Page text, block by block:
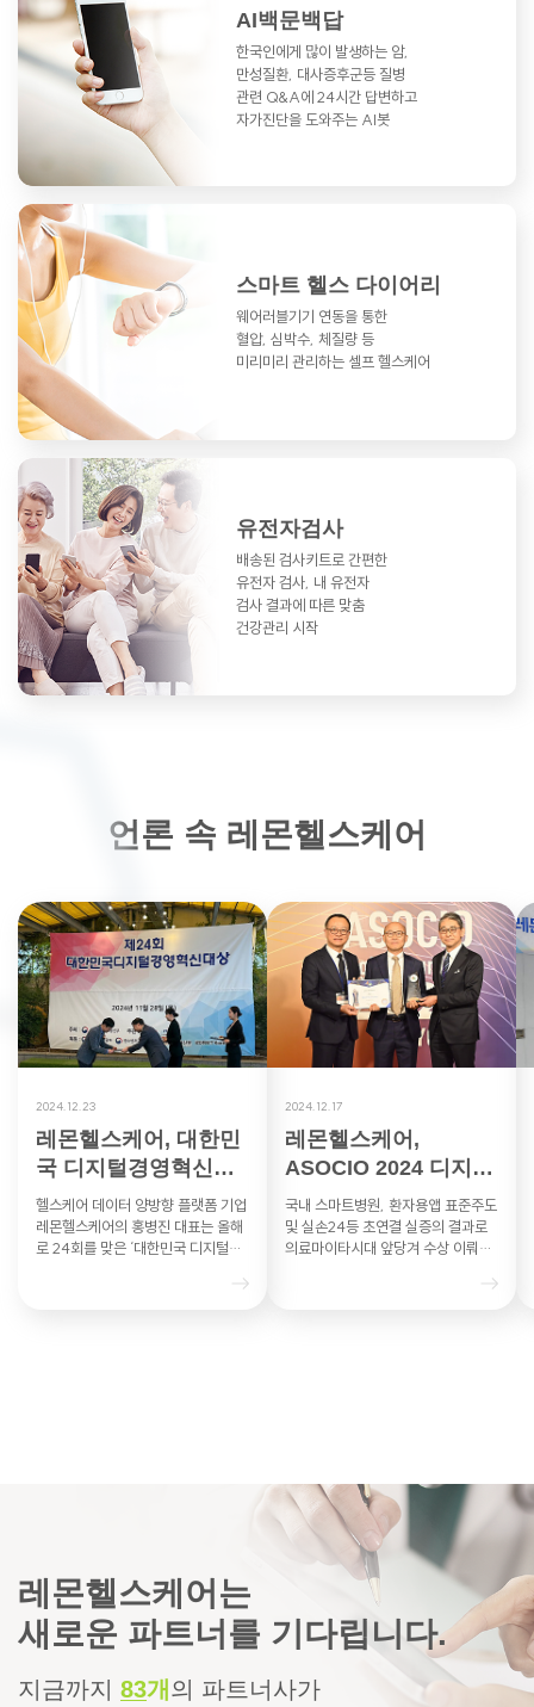
AI백문백답
한국인에게 많이 발생하는 암,
만성질환, 대사증후군등 질병
관련 Q&A에24시간 답변하고
자가진단을 도와주는 AI봇
스마트 헬스 다이어리
웨어러블기기 연동을 통한
혈압, 심박수, 체질량 등
미리미리 관리하는 셀프 헬스케어
유전자검사
배송된 검사키트로 간편한
유전자 검사, 내 유전자
검사 결과에 따른 맞춤
건강관리 시작
언론 속 레몬헬스케어
2024.12.23
레몬헬스케어, 대한민
국 디지털경영혁신대
상 과기부 장관상
헬스케어 데이터 양방향 플랫폼 기업
레몬헬스케어의 홍병진 대표는 올해
로 24회를 맞은 ‘대한민국 디지털경
2024.12.17
레몬헬스케어,
ASOCIO 2024 디지털
헬스케어DX부문 혁신
상 수상 영…
국내 스마트병원, 환자용앱 표준주도
및 실손24등 초연결 실증의 결과로
의료마이타시대 앞당겨 수상 이뤄내
레몬헬스케어는
새로운 파트너를 기다립니다.
지금까지 83개 의 파트너사가